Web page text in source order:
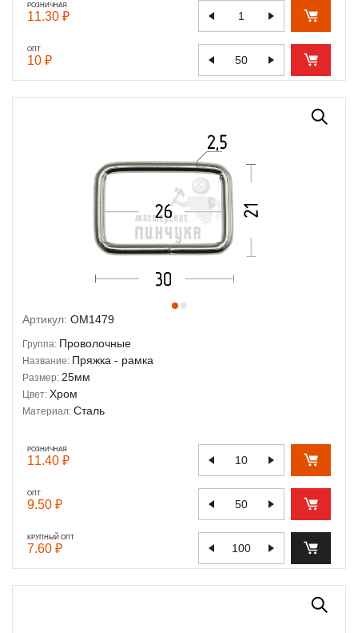
РОЗНИЧНАЯ
11.30 ₽
ОПТ
10 ₽
Артикул: OM1479
Группа: Проволочные
Название: Пряжка - рамка
Размер: 25мм
Цвет: Хром
Материал: Сталь
РОЗНИЧНАЯ
11.40 ₽
ОПТ
9.50 ₽
КРУПНЫЙ ОПТ
7.60 ₽